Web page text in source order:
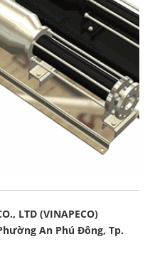
LTD (VINAPECO)
An Phú Đông, Tp.